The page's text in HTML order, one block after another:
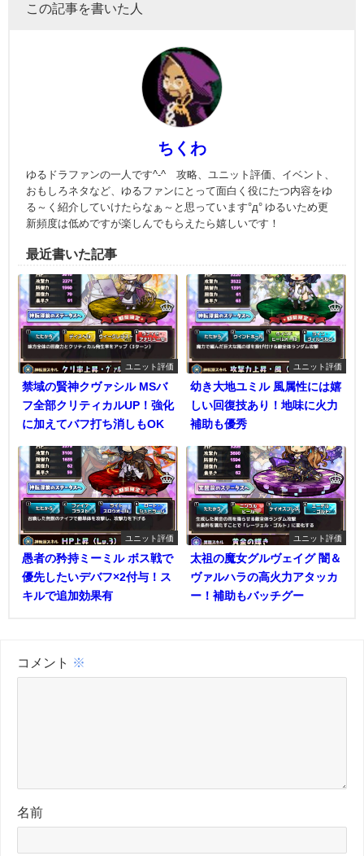
この記事を書いた人
ちくわ
ゆるドラファンの一人です^-^ 攻略、ユニット評価、イベント、
おもしろネタなど、ゆるファンにとって面白く役にたつ内容をゆ
る～く紹介していけたらなぁ～と思っています°д° ゆるいため更
新頻度は低めですが楽しんでもらえたら嬉しいです！
最近書いた記事
ユニット評価
禁域の賢神クヴァシル MSバ
フ全部クリティカルUP！強化
に加えてバフ打ち消しもOK
ユニット評価
幼き大地ユミル 風属性には嬉
しい回復技あり！地味に火力
補助も優秀
ユニット評価
愚者の矜持ミーミル ボス戦で
優先したいデバフ×2付与！ス
キルで追加効果有
ユニット評価
太祖の魔女グルヴェイグ 闇＆
ヴァルハラの高火力アタッカ
ー！補助もバッチグー
コメント ※
名前